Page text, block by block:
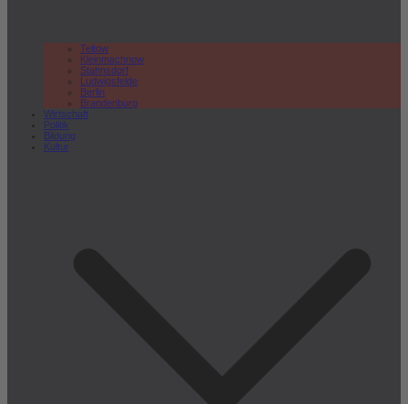
Teltow
Kleinmachnow
Stahnsdorf
Ludwigsfelde
Berlin
Brandenburg
Wirtschaft
Politik
Bildung
Kultur